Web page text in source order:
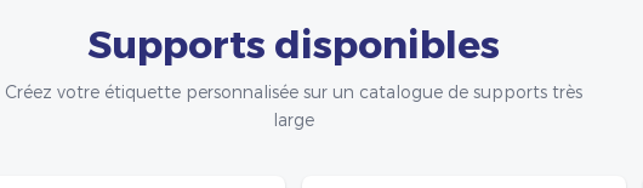
Supports disponibles
Créez votre étiquette personnalisée sur un catalogue de supports très
large